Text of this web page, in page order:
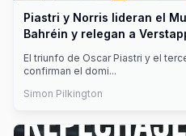
Piastri y Norris lideran el
Bahréin y relegan a
El triunfo de Oscar Piastri y el
confirman el domi...
Simon Pilkington